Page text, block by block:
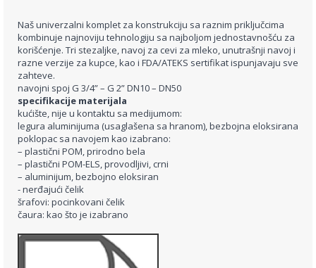
Naš univerzalni komplet za konstrukciju sa raznim priključcima
kombinuje najnoviju tehnologiju sa najboljom jednostavnošću za
korišćenje. Tri stezaljke, navoj za cevi za mleko, unutrašnji navoj i
razne verzije za kupce, kao i FDA/ATEKS sertifikat ispunjavaju sve
zahteve.
navojni spoj G 3/4” – G 2” DN10 – DN50
specifikacije materijala
kućište, nije u kontaktu sa medijumom:
legura aluminijuma (usaglašena sa hranom), bezbojna eloksirana
poklopac sa navojem kao izabrano:
– plastični POM, prirodno bela
– plastični POM-ELS, provodljivi, crni
– aluminijum, bezbojno eloksiran
- nerđajući čelik
šrafovi: pocinkovani čelik
čaura: kao što je izabrano